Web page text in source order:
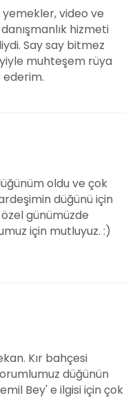
yemekler, video ve
hizmeti
Say say bitmez
muhteşem rüya
ederim.
oldu ve çok
düğünü için
günümüzde
için mutluyuz. :)
Kır bahçesi
düğünün
Bey' e ilgisi için çok